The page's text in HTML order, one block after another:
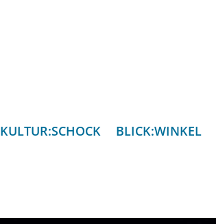
KULTUR:SCHOCK BLICK:WINKEL